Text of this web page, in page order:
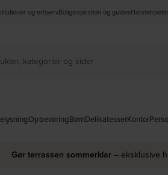
og erhvervBoliginspiration og guides
OpbevaringBørnDelikatesserKontor
Gør terrassen sommerklar – eksklusive